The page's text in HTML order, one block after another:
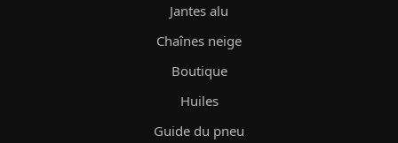
Jantes alu
Chaînes neige
Boutique
Huiles
Guide du pneu